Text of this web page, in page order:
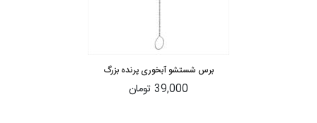
برس شستشو آبخوری پرنده بزرگ
39,000 تومان